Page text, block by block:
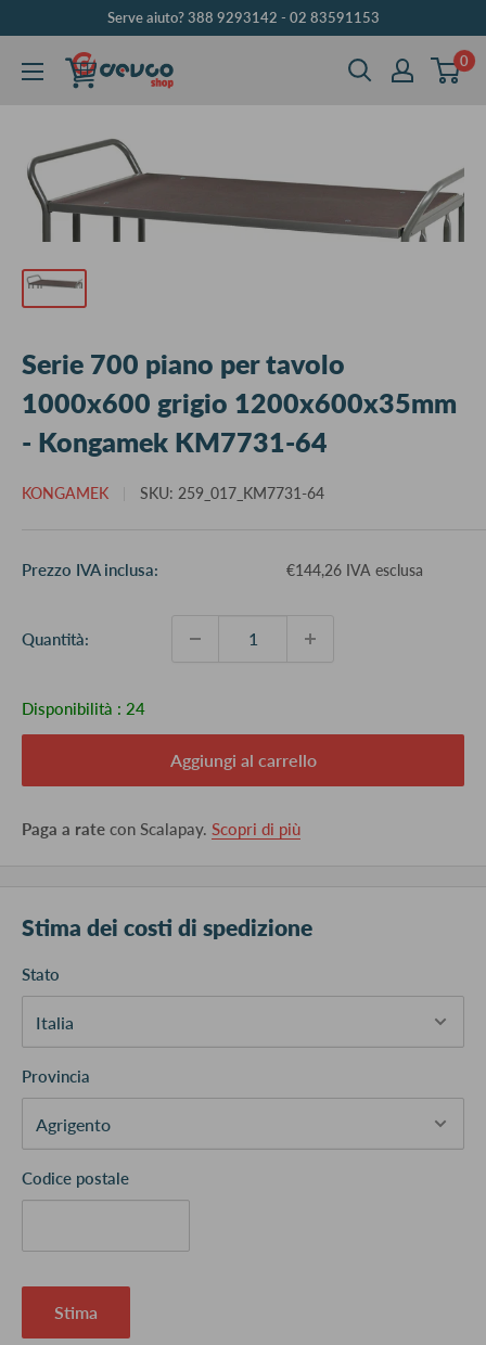
contenuto
Serve aiuto? 388 9293142 - 02 83591153
DEVCOshop 0
Serie 700 piano per tavolo
1000x600 grigio 1200x600x35mm
- Kongamek KM7731-64
KONGAMEK SKU: 259_017_KM7731-64
Prezzo IVA inclusa: €144,26 IVA esclusa
Quantità:
Disponibilità : 24
Aggiungi al carrello
Paga a rate con Scalapay. Scopri di più
Stima dei costi di spedizione
Stato
Provincia
Codice postale
Stima